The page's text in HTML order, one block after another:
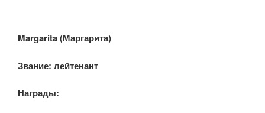
Margarita (Маргарита)
Звание: лейтенант
Награды: